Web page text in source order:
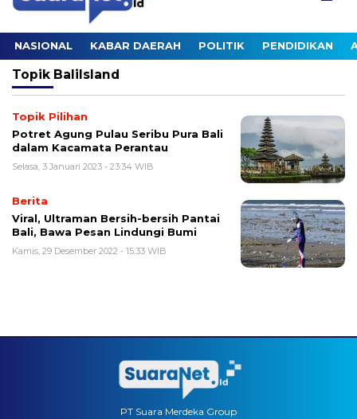
NASIONAL KABAR DAERAH POLITIK PENDIDIKAN
Topik BaliIsland
Topik Pilihan
Potret Agung Pulau Seribu Pura Bali
dalam Kacamata Perantau
Selasa, 3 Januari 2023 - 23:34 WIB
Berita
Viral, Ultraman Bersih-bersih Pantai
Bali, Bawa Pesan Lindungi Bumi
Kamis, 29 Desember 2022 - 15:33 WIB
PT Suara Merdeka Group